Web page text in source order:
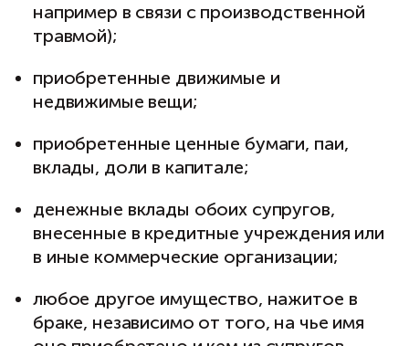
например в связи с производственной
травмой);
приобретенные движимые и
недвижимые вещи;
приобретенные ценные бумаги, паи,
вклады, доли в капитале;
денежные вклады обоих супругов,
внесенные в кредитные учреждения или
в иные коммерческие организации;
любое другое имущество, нажитое в
браке, независимо от того, на чье имя